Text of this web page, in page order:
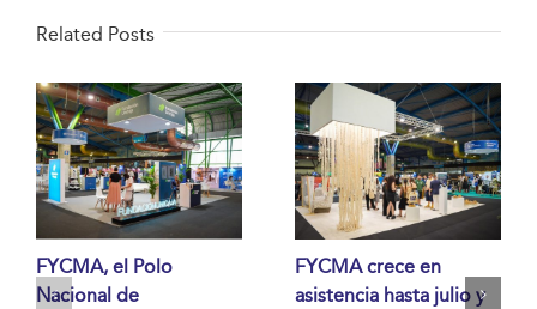
Related Posts
FYCMA, el Polo
Nacional de
FYCMA crece en
asistencia hasta julio y